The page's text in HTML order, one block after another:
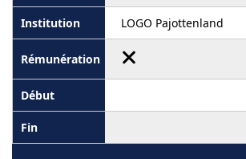
LOGO Pajottenland